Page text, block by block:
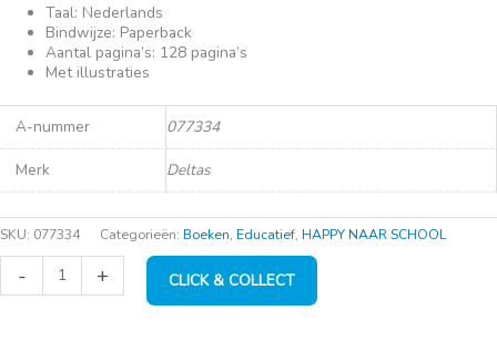
Taal: Nederlands
Bindwijze: Paperback
Aantal pagina’s: 128 pagina’s
Met illustraties
A-nummer 077334
Merk Deltas
SKU: 077334 Categorieën: Boeken, Educatief, HAPPY NAAR SCHOOL
-
Babysittersclub
+ CLICK & COLLECT